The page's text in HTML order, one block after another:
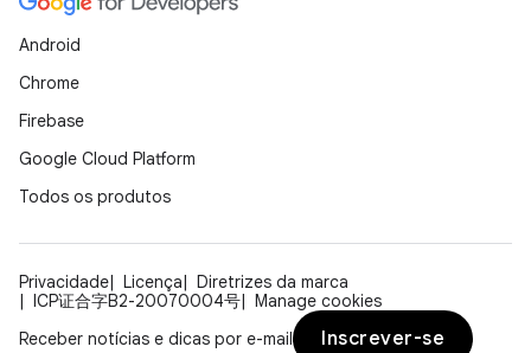
Android
Chrome
Firebase
Google Cloud Platform
Todos os produtos
Privacidade Licença
Diretrizes da marca
ICP证合字B2-20070004号
Manage cookies
Receber notícias e dicas por e-mail
Inscrever-se